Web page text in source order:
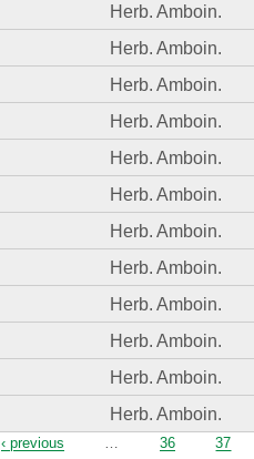
Herb. Amboin.
Herb. Amboin.
Herb. Amboin.
Herb. Amboin.
Herb. Amboin.
Herb. Amboin.
Herb. Amboin.
Herb. Amboin.
Herb. Amboin.
Herb. Amboin.
Herb. Amboin.
Herb. Amboin.
‹ previous … 36 37